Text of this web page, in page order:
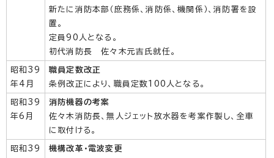
新たに消防本部（庶務係、消防係、機関係）、消防署を設
置。
定員90人となる。
初代消防長 佐々木元吉氏就任。
昭和39
年4月
職員定数改正
条例改正により、職員定数100人となる。
昭和39
年6月
消防機器の考案
佐々木消防長、無人ジェット放水器を考案作製し、全車
に取付ける。
昭和39
機構改革・電波変更